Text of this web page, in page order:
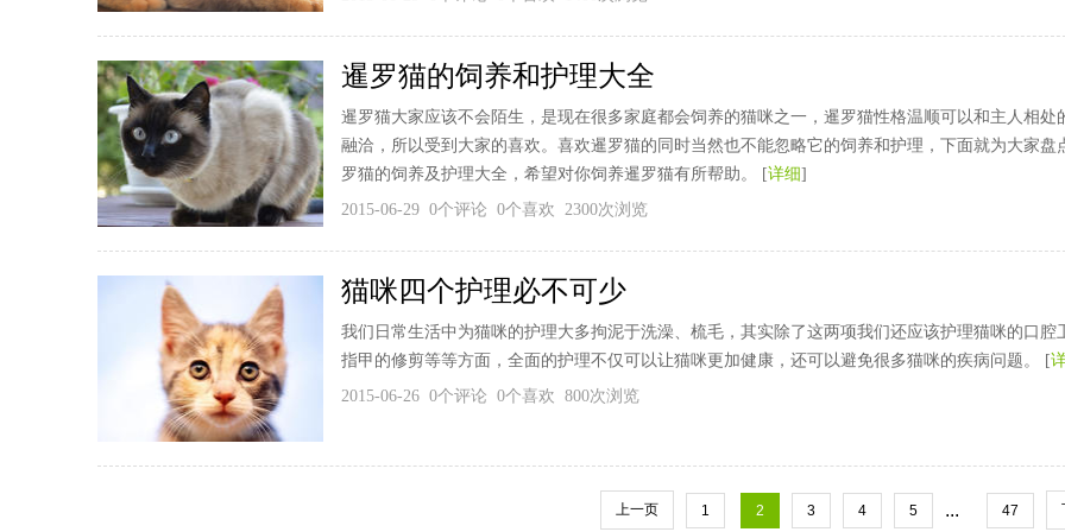
暹罗猫的饲养和护理大全
暹罗猫大家应该不会陌生，是现在很多家庭都会饲养的猫咪之一，暹罗猫性格温顺可以和主人相处
融洽，所以受到大家的喜欢。喜欢暹罗猫的同时当然也不能忽略它的饲养和护理，下面就为大家盘
罗猫的饲养及护理大全，希望对你饲养暹罗猫有所帮助。 [详细]
2015-06-29 0个评论 0个喜欢 2300次浏览
猫咪四个护理必不可少
我们日常生活中为猫咪的护理大多拘泥于洗澡、梳毛，其实除了这两项我们还应该护理猫咪的口腔
指甲的修剪等等方面，全面的护理不仅可以让猫咪更加健康，还可以避免很多猫咪的疾病问题。 [
2015-06-26 0个评论 0个喜欢 800次浏览
上一页 1 2 3 4 5 ... 47